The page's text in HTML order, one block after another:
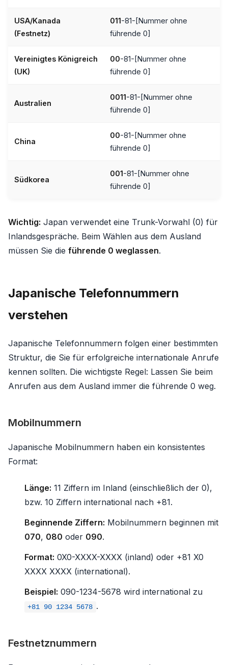
USA/Kanada
(Festnetz)
011-81-[Nummer ohne
führende 0]
Vereinigtes Königreich
(UK)
00-81-[Nummer ohne
führende 0]
Australien
0011-81-[Nummer ohne
führende 0]
China
00-81-[Nummer ohne
führende 0]
Südkorea
001-81-[Nummer ohne
führende 0]
Wichtig: Japan verwendet eine Trunk-Vorwahl (0) für
Inlandsgespräche. Beim Wählen aus dem Ausland
müssen Sie die führende 0 weglassen.
Japanische Telefonnummern
verstehen
Japanische Telefonnummern folgen einer bestimmten
Struktur, die Sie für erfolgreiche internationale Anrufe
kennen sollten. Die wichtigste Regel: Lassen Sie beim
Anrufen aus dem Ausland immer die führende 0 weg.
Mobilnummern
Japanische Mobilnummern haben ein konsistentes
Format:
Länge: 11 Ziffern im Inland (einschließlich der 0),
bzw. 10 Ziffern international nach +81.
Beginnende Ziffern: Mobilnummern beginnen mit
070, 080 oder 090.
Format: 0X0-XXXX-XXXX (inland) oder +81 X0
XXXX XXXX (international).
Beispiel: 090-1234-5678 wird international zu
+81 90 1234 5678 .
Festnetznummern